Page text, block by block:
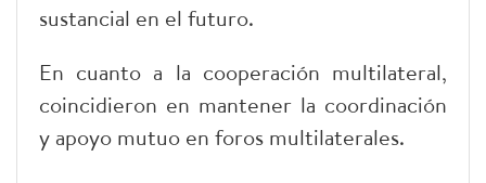
sustancial en el futuro.
En cuanto a la cooperación multilateral,
coincidieron en mantener la coordinación
y apoyo mutuo en foros multilaterales.